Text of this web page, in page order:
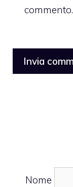
commento.
Nome